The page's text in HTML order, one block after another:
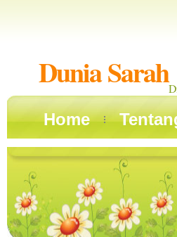
Dunia Sarah
Home